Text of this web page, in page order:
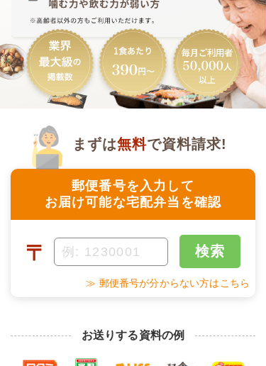
郵便番号を入力して
お届け可能な宅配弁当を確認
まずは無料で資料請求!
〒 検索
≫ 郵便番号が分からない方はこちら
お送りする資料の例